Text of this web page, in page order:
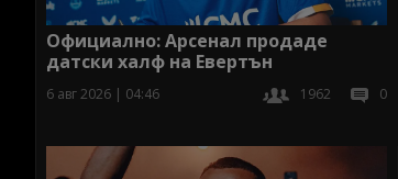
Официално: Арсенал продаде
датски халф на Евертън
6 авг 2026 | 04:46 1962 0